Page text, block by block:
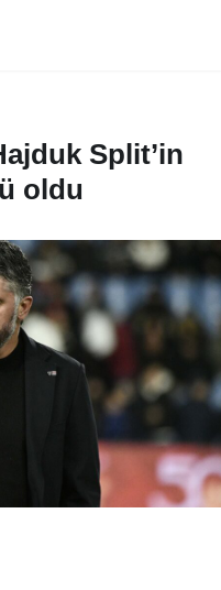
Split’in
oldu